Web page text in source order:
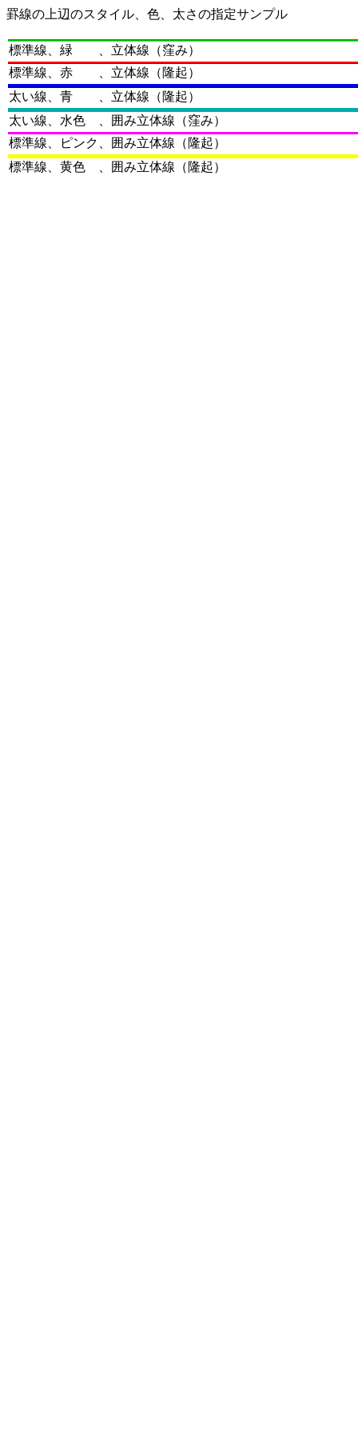
罫線の上辺のスタイル、色、太さの指定サンプル
標準線、緑 、立体線（窪み）
標準線、赤 、立体線（隆起）
太い線、青 、立体線（隆起）
太い線、水色 、囲み立体線（窪み）
標準線、ピンク、囲み立体線（隆起）
標準線、黄色 、囲み立体線（隆起）